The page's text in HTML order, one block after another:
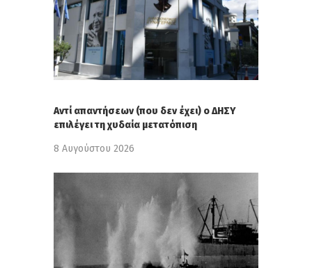
Αντί απαντήσεων (που δεν έχει) ο ΔΗΣΥ
επιλέγει τη χυδαία μετατόπιση
8 Αυγούστου 2026